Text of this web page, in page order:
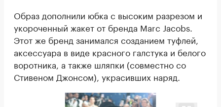
Образ дополнили юбка с высоким разрезом и
укороченный жакет от бренда Marc Jacobs.
Этот же бренд занимался созданием туфлей,
аксессуара в виде красного галстука и белого
воротника, а также шляпки (совместно со
Стивеном Джонсом), украсивших наряд.